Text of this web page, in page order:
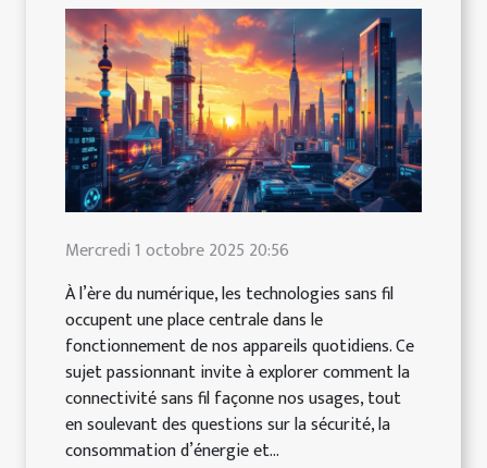
Mercredi 1 octobre 2025 20:56
À l’ère du numérique, les technologies sans fil
occupent une place centrale dans le
fonctionnement de nos appareils quotidiens. Ce
sujet passionnant invite à explorer comment la
connectivité sans fil façonne nos usages, tout
en soulevant des questions sur la sécurité, la
consommation d’énergie et...